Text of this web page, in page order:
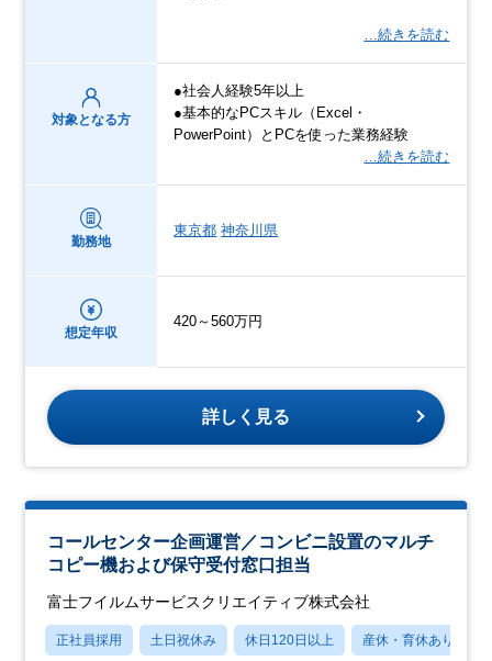
…続きを読む
対象となる方
●社会人経験5年以上
●基本的なPCスキル（Excel・
PowerPoint）とPCを使った業務経験
…続きを読む
勤務地
東京都 神奈川県
想定年収
420～560万円
詳しく見る
コールセンター企画運営／コンビニ設置のマルチ
コピー機および保守受付窓口担当
富士フイルムサービスクリエイティブ株式会社
正社員採用 土日祝休み 休日120日以上 産休・育休あり